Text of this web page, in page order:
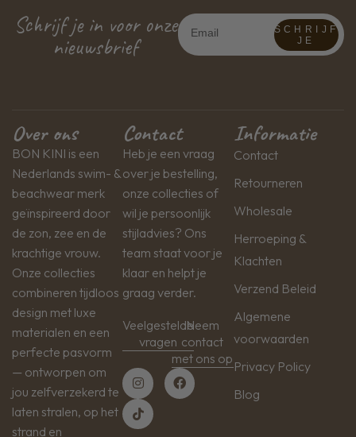
Schrijf je in voor onze
nieuwsbrief
SCHRIJF
JE
Over ons
BON KINI is een
Nederlands swim- &
beachwear merk
geïnspireerd door
de zon, zee en de
krachtige vrouw.
Onze collecties
combineren tijdloos
design met luxe
materialen en een
perfecte pasvorm
— ontworpen om
jou zelfverzekerd te
laten stralen, op het
strand en
Contact
Heb je een vraag
over je bestelling,
onze collecties of
wil je persoonlijk
stijladvies? Ons
team staat voor je
klaar en helpt je
graag verder.
Veelgestelde
vragen
Neem
contact
met ons op
Informatie
Contact
Retourneren
Wholesale
Herroeping &
Klachten
Verzend Beleid
Algemene
voorwaarden
Privacy Policy
Blog